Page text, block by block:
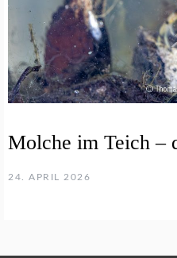
Molche im Teich –
24. APRIL 2026